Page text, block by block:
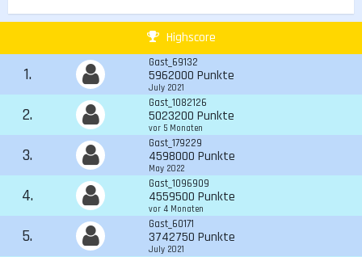
Highscore
1.
Gast_69132
5962000 Punkte
July 2021
2.
Gast_1082126
5023200 Punkte
vor 5 Monaten
3.
Gast_179229
4598000 Punkte
May 2022
4.
Gast_1096909
4559500 Punkte
vor 4 Monaten
5.
Gast_60171
3742750 Punkte
July 2021